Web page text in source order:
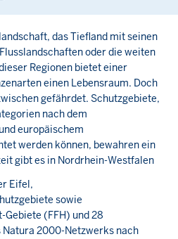
das Tiefland mit seinen
oder die weiten
Regionen bietet einer
einen Lebensraum. Doch
gefährdet. Schutzgebiete,
nach dem
europäischem
werden können, bewahren ein
gibt es in Nordrhein-Westfalen
Eifel,
sowie
Gebiete (FFH) und 28
2000-Netzwerks nach